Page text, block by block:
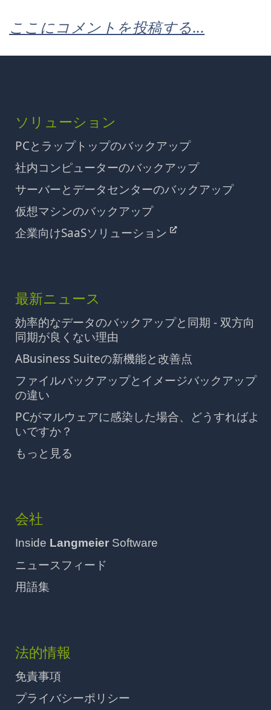
ここにコメントを投稿する...
ソリューション
PCとラップトップのバックアップ
社内コンピューターのバックアップ
サーバーとデータセンターのバックアップ
仮想マシンのバックアップ
企業向けSaaSソリューション
最新ニュース
効率的なデータのバックアップと同期 - 双方向
同期が良くない理由
ABusiness Suiteの新機能と改善点
ファイルバックアップとイメージバックアップ
の違い
PCがマルウェアに感染した場合、どうすればよ
いですか？
もっと見る
会社
Inside Langmeier Software
ニュースフィード
用語集
法的情報
免責事項
プライバシーポリシー